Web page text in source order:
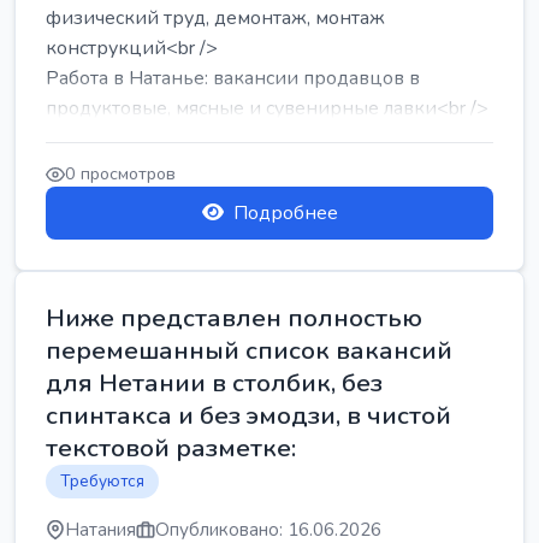
физический труд, демонтаж, монтаж
конструкций<br />
Работа в Натанье: вакансии продавцов в
продуктовые, мясные и сувенирные лавки<br />
Разнорабочий на сборку м...
0 просмотров
Подробнее
Ниже представлен полностью
перемешанный список вакансий
для Нетании в столбик, без
спинтакса и без эмодзи, в чистой
текстовой разметке:
Требуются
Натания Опубликовано: 16.06.2026